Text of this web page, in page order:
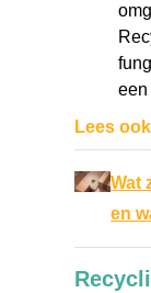
een
Lees ook
Wat
en